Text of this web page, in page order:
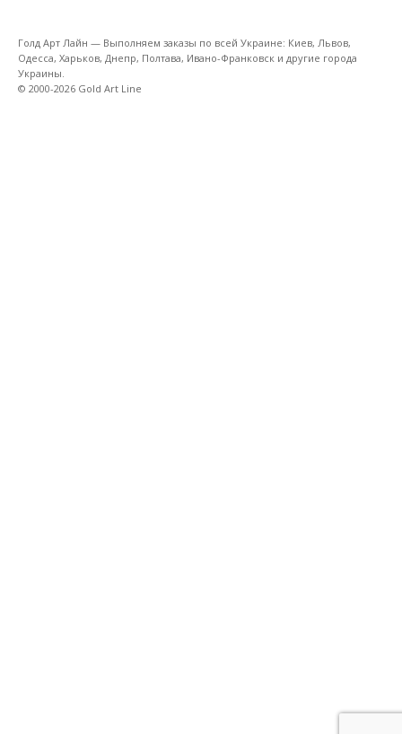
Голд Арт Лайн — Выполняем заказы по всей Украине: Киев, Львов,
Одесса, Харьков, Днепр, Полтава, Ивано-Франковск и другие города
Украины.
© 2000-2026 Gold Art Line